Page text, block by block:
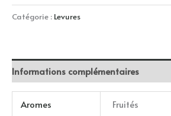
Catégorie : Levures
Informations complémentaires
Aromes Fruités